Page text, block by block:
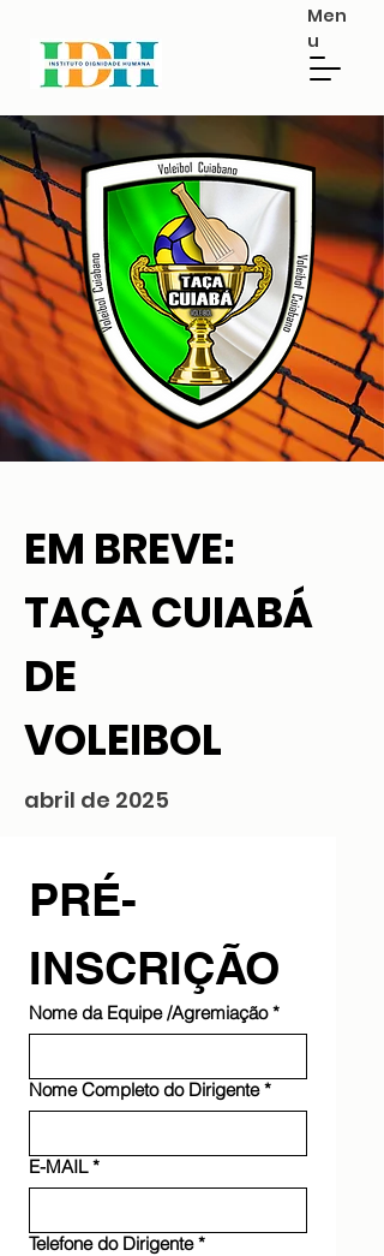
Men
u
EM BREVE:
TAÇA CUIABÁ
DE
VOLEIBOL
abril de 2025
PRÉ-
INSCRIÇÃO
Nome da Equipe /Agremiação *
Nome Completo do Dirigente *
E-MAIL *
Telefone do Dirigente *